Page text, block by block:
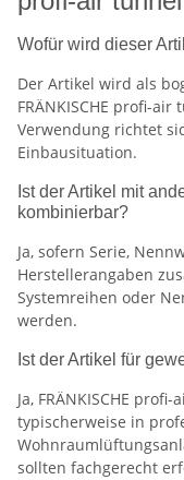
Wofür wird dieser
Der Artikel wird als
FRÄNKISCHE profi-
Verwendung richtet
Einbausituation.
Ist der Artikel mit
kombinierbar?
Ja, sofern Serie,
Herstellerangaben
Systemreihen oder
werden.
Ist der Artikel für
Ja, FRÄNKISCHE
typischerweise in
sollten fachgerecht